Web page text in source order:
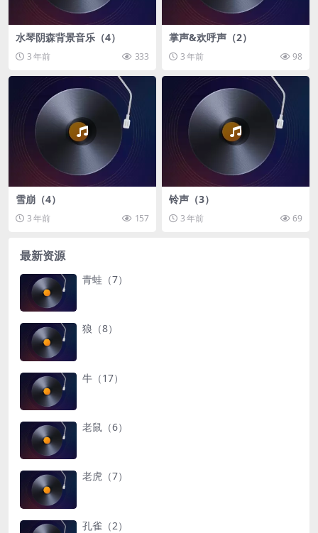
水琴阴森背景音乐（4）
3 年前 333
掌声&欢呼声（2）
3 年前 98
雪崩（4）
3 年前 157
铃声（3）
3 年前 69
最新资源
青蛙（7）
狼（8）
牛（17）
老鼠（6）
老虎（7）
孔雀（2）